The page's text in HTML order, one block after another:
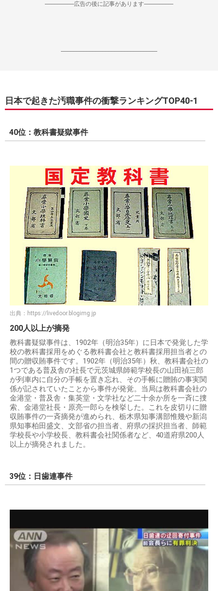
--------------------広告の後に記事があります--------------------
------------------------------------------------------------------
日本で起きた汚職事件の衝撃ランキングTOP40-1
40位：教科書疑獄事件
出典： https://livedoor.blogimg.jp
200人以上が摘発
教科書疑獄事件は、1902年（明治35年）に日本で発覚した学
校の教科書採用をめぐる教科書会社と教科書採用担当者との
間の贈収賄事件です。1902年（明治35年）秋、教科書会社の
1つである普及舎の社長で元茨城県師範学校長の山田禎三郎
が列車内に自分の手帳を置き忘れ、その手帳に贈賄の事実関
係が記されていたことから事件が発覚。当局は教科書会社の
金港堂・普及舎・集英堂・文学社など二十余か所を一斉に捜
索、金港堂社長・原亮一郎らを検挙した。これを皮切りに贈
収賄事件の一斉摘発が進められ、栃木県知事溝部惟幾や新潟
県知事柏田盛文、文部省の担当者、府県の採択担当者、師範
学校長や小学校長、教科書会社関係者など、40道府県200人
以上が摘発されました。
39位：日歯連事件